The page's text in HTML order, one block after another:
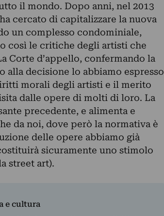
il mondo. Dopo anni, nel 2013
cercato di capitalizzare la nuova
un complesso condominiale,
così le critiche degli artisti che
Corte d’appello, confermando la
alla decisione lo abbiamo espresso
morali degli artisti e il merito
dalle opere di molti di loro. La
precedente, e alimenta e
da noi, dove però la normativa è
delle opere abbiamo già
sicuramente uno stimolo
street art).
e cultura